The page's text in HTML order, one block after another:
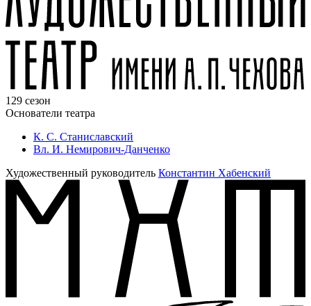
129 сезон
Основатели театра
К. С. Станиславский
Вл. И. Немирович-Данченко
Художественный руководитель Константин Хабенский